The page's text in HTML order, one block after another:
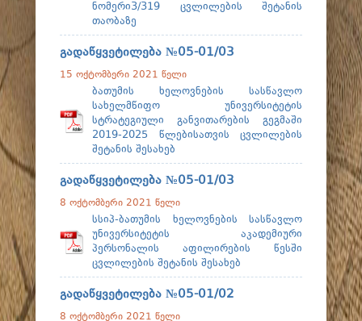
ნომერი3/319 ცვლილების შეტანის
თაობაზე
გადაწყვეტილება №05-01/03
15 ოქტომბერი 2021 წელი
ბათუმის ხელოვნების სასწავლო
სახელმწიფო უნივერსიტეტის
სტრატეგიული განვითარების გეგმაში
2019-2025 წლებისათვის ცვლილების
შეტანის შესახებ
გადაწყვეტილება №05-01/03
8 ოქტომბერი 2021 წელი
სსიპ-ბათუმის ხელოვნების სასწავლო
უნივერსიტეტის აკადემიური
პერსონალის აფილირების წესში
ცვლილების შეტანის შესახებ
გადაწყვეტილება №05-01/02
8 ოქტომბერი 2021 წელი